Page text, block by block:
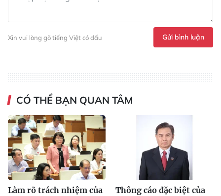
Xin vui lòng gõ tiếng Việt có dấu Gửi bình luận
CÓ THỂ BẠN QUAN TÂM
Làm rõ trách nhiệm của
Thông cáo đặc biệt của